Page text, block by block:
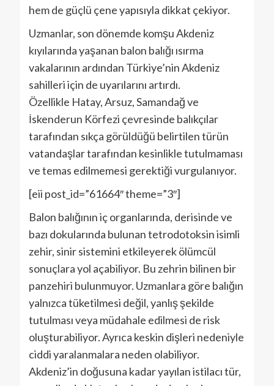
hem de güçlü çene yapısıyla dikkat çekiyor.
Uzmanlar, son dönemde komşu Akdeniz
kıyılarında yaşanan balon balığı ısırma
vakalarının ardından Türkiye’nin Akdeniz
sahilleri için de uyarılarını artırdı.
Özellikle Hatay, Arsuz, Samandağ ve
İskenderun Körfezi çevresinde balıkçılar
tarafından sıkça görüldüğü belirtilen türün
vatandaşlar tarafından kesinlikle tutulmaması
ve temas edilmemesi gerektiği vurgulanıyor.
[eii post_id=”61664″ theme=”3″]
Balon balığının iç organlarında, derisinde ve
bazı dokularında bulunan tetrodotoksin isimli
zehir, sinir sistemini etkileyerek ölümcül
sonuçlara yol açabiliyor. Bu zehrin bilinen bir
panzehiri bulunmuyor. Uzmanlara göre balığın
yalnızca tüketilmesi değil, yanlış şekilde
tutulması veya müdahale edilmesi de risk
oluşturabiliyor. Ayrıca keskin dişleri nedeniyle
ciddi yaralanmalara neden olabiliyor.
Akdeniz’in doğusuna kadar yayılan istilacı tür,